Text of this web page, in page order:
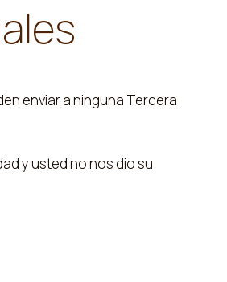
enviar a ninguna Tercera
y usted no nos dio su